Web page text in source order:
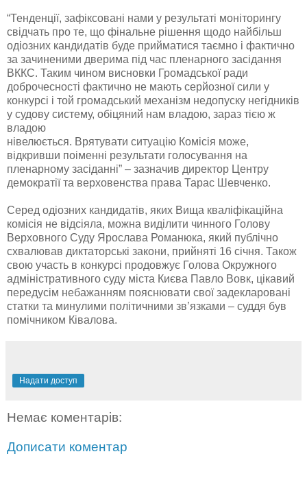
“Тенденції, зафіксовані нами у результаті моніторингу
свідчать про те, що фінальне рішення щодо найбільш
одіозних кандидатів буде прийматися таємно і фактично
за зачиненими дверима під час пленарного засідання
ВККС. Таким чином висновки Громадської ради
доброчесності фактично не мають серйозної сили у
конкурсі і той громадський механізм недопуску негідників
у судову систему, обіцяний нам владою, зараз тією ж
владою
нівелюється. Врятувати ситуацію Комісія може,
відкривши поіменні результати голосування на
пленарному засіданні” – зазначив директор Центру
демократії та верховенства права Тарас Шевченко.
Серед одіозних кандидатів, яких Вища кваліфікаційна
комісія не відсіяла, можна виділити чинного Голову
Верховного Суду Ярослава Романюка, який публічно
схвалював диктаторські закони, прийняті 16 січня. Також
свою участь в конкурсі продовжує Голова Окружного
адміністративного суду міста Києва Павло Вовк, цікавий
передусім небажанням пояснювати свої задекларовані
статки та минулими політичними зв’язками – суддя був
помічником Ківалова.
Надати доступ
Немає коментарів:
Дописати коментар